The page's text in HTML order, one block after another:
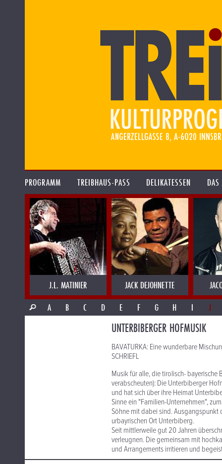
PROGRAMM TREIBHAUS-PASS DELIKATESSEN
J.L. MATINIER JACK DEJOHNETTE
A
B C D E F G H I J
UNTERBIBERGER HOFMUSIK
BAVATURKA: Eine wunderbare
SCHRIEFL
Musik für alle, die tirolisch-
verabscheuten): Die Unterbiberger
und hat sich über ihre Heimat
Sinne ein "Familien-Unternehmen",
Söhne mit dabei sind. Ausgangspunkt
urbayrischen Ort Unterbiberg.
Seit mittlerweile gut 20 Jahren
verleugnen. Die gemeinsam mit
und Arrangements irritieren und